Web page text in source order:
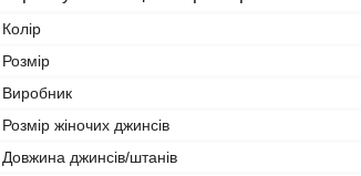
Колір
Розмір
Виробник
Розмір жіночих джинсів
Довжина джинсів/штанів